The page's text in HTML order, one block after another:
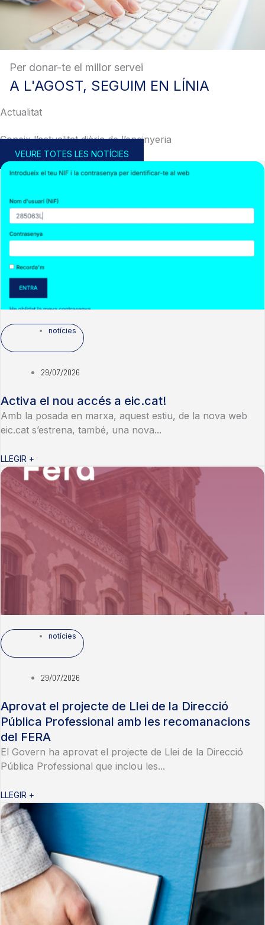
Per donar-te el millor servei
A L'AGOST, SEGUIM EN LÍNIA
Actualitat
Coneix l’actualitat diària de l’enginyeria
VEURE TOTES LES NOTÍCIES
notícies
29/07/2026
Activa el nou accés a eic.cat!
Amb la posada en marxa, aquest estiu, de la nova web
eic.cat s’estrena, també, una nova...
LLEGIR +
notícies
29/07/2026
Aprovat el projecte de Llei de la Direcció
Pública Professional amb les recomanacions
del FERA
El Govern ha aprovat el projecte de Llei de la Direcció
Pública Professional que inclou les...
LLEGIR +